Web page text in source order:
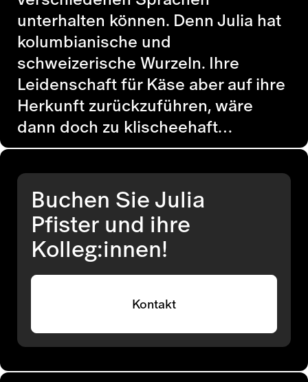
unterhalten können. Denn Julia hat
kolumbianische und
schweizerische Wurzeln. Ihre
Leidenschaft für Käse aber auf ihre
Herkunft zurückzuführen, wäre
dann doch zu klischeehaft…
Buchen Sie Julia
Pfister und ihre
Kolleg:innen!
Kontakt